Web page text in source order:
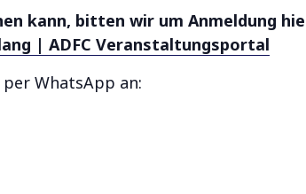
kann, bitten wir um Anmeldung
| ADFC Veranstaltungsportal
WhatsApp an: